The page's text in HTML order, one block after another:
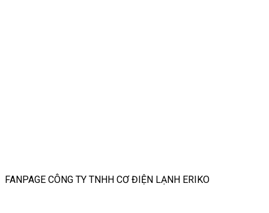
FANPAGE CÔNG TY TNHH CƠ ĐIỆN LẠNH ERIKO